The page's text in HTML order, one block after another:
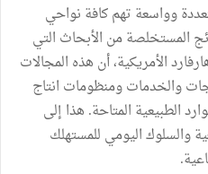
وواسعة تهم كافة نواحي
المستخلصة من الأبحاث التي
الأمريكية، أن هذه المجالات
والخدمات ومنظومات انتاج
الطبيعية المتاحة. هذا إلى
والسلوك اليومي للمستهلك